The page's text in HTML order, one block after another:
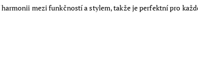
mezi funkčností a stylem, takže je perfektní pro